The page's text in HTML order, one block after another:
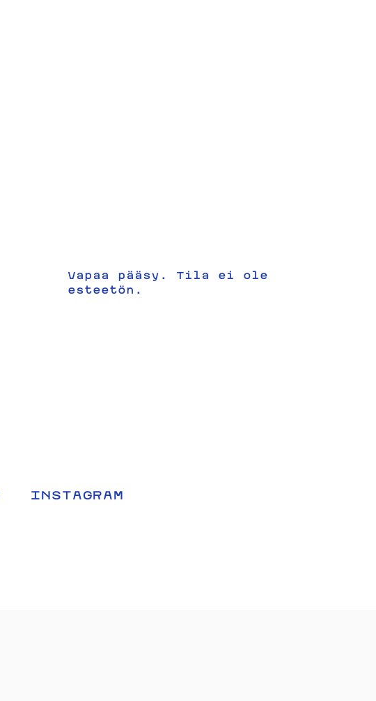
Vapaa pääsy. Tila ei ole
esteetön.
INSTAGRAM